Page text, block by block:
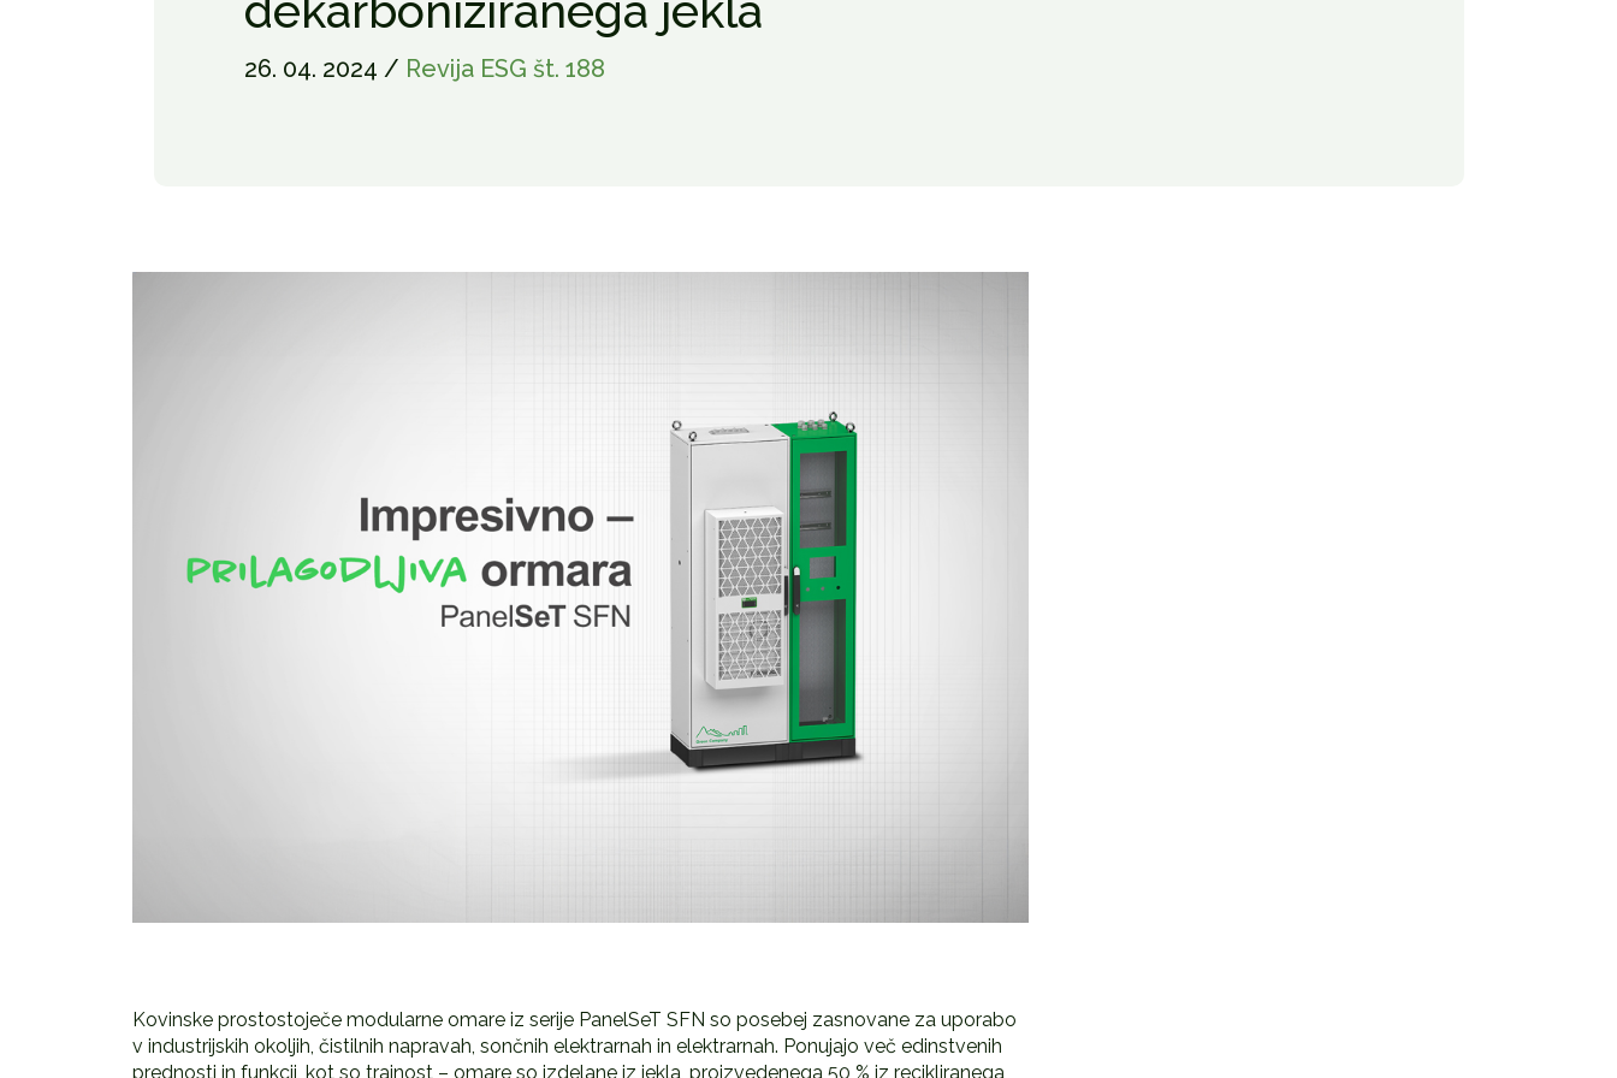
dekarboniziranega jekla
26. 04. 2024 / Revija ESG št. 188
Kovinske prostostoječe modularne omare iz serije PanelSeT SFN so posebej zasnovane za uporabo
v industrijskih okoljih, čistilnih napravah, sončnih elektrarnah in elektrarnah. Ponujajo več edinstvenih
prednosti in funkcij, kot so trajnost – omare so izdelane iz jekla, proizvedenega 50 % iz recikliranega